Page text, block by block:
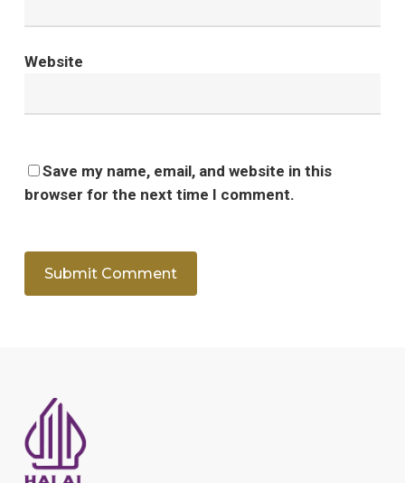
Website
Save my name, email, and website in this
browser for the next time I comment.